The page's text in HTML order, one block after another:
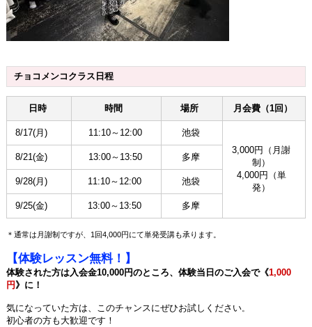
チョコメンコクラス日程
日時 時間 場所 月会費（1回）
8/17(月) 11:10～12:00
池袋
3,000円（月謝
制）
4,000円（単
発）
8/21(金) 13:00～13:50 多摩
9/28(月) 11:10～12:00 池袋
9/25(金) 13:00～13:50 多摩
＊通常は月謝制ですが、1回4,000円にて単発受講も承ります。
【体験レッスン無料！】
体験された方は入会金10,000円のところ、体験当日のご入会で《1,000
円 》に！
気になっていた方は、このチャンスにぜひお試しください。
初心者の方も大歓迎です！